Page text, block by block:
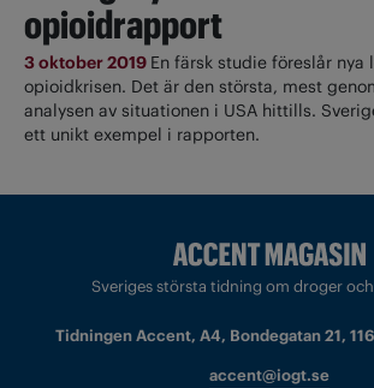
opioidrapport
3 oktober 2019 En färsk studie föreslår nya
opioidkrisen. Det är den största, mest
analysen av situationen i USA hittills.
ett unikt exempel i rapporten.
Sveriges största tidning om droger
Tidningen Accent, A4, Bondegatan 21,
accent@iogt.se